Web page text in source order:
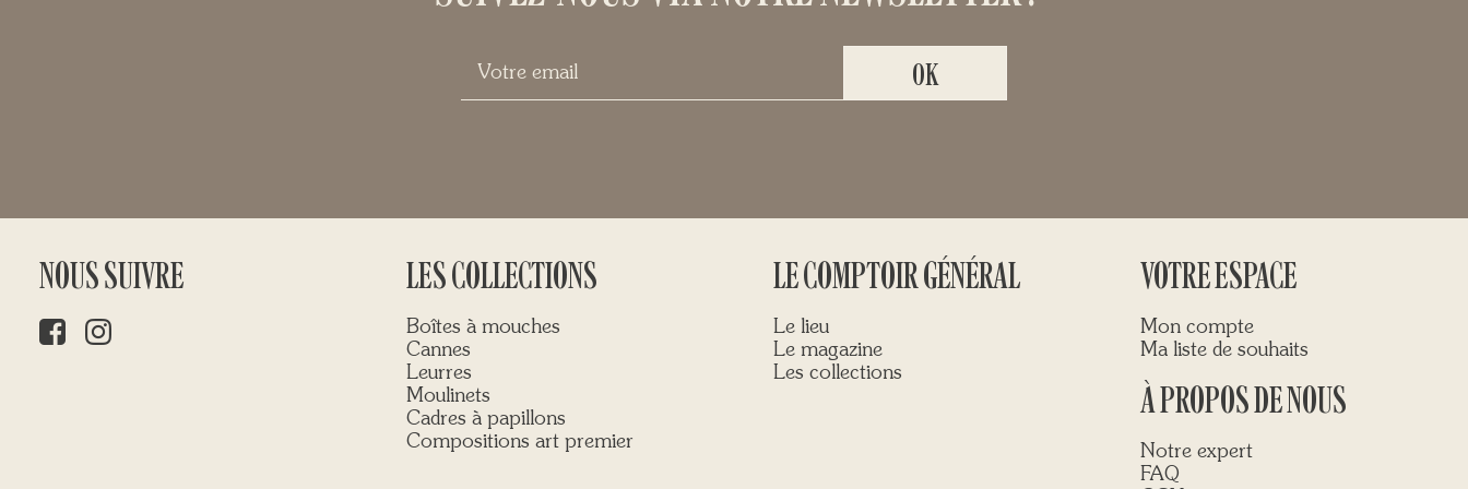
NOUS SUIVRE LES COLLECTIONS
Boîtes à mouches
Cannes
Leurres
Moulinets
Cadres à papillons
Compositions art premier
LE COMPTOIR GÉNÉRAL
Le lieu
Le magazine
Les collections
VOTRE ESPACE
Mon compte
Ma liste de souhaits
À PROPOS DE NOUS
Notre expert
FAQ